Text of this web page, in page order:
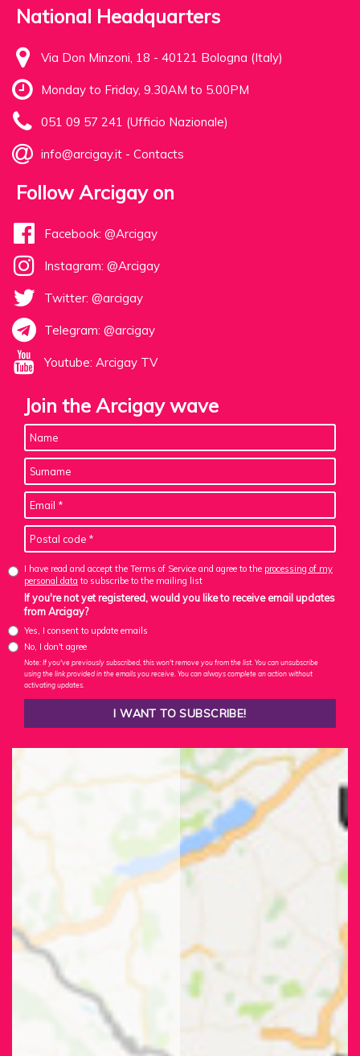
National Headquarters
Via Don Minzoni, 18 - 40121 Bologna (Italy)
Monday to Friday, 9.30AM to 5.00PM
051 09 57 241 (Ufficio Nazionale)
info@arcigay.it - Contacts
Follow Arcigay on
Facebook: @Arcigay
Instagram: @Arcigay
Twitter: @arcigay
Telegram: @arcigay
Youtube: Arcigay TV
Join the Arcigay wave
I have read and accept the Terms of Service and agree to the processing of my
personal data to subscribe to the mailing list
If you're not yet registered, would you like to receive email updates
from Arcigay?
Yes, I consent to update emails
No, I don't agree
Note: If you've previously subscribed, this won't remove you from the list. You can unsubscribe
using the link provided in the emails you receive. You can always complete an action without
activating updates.